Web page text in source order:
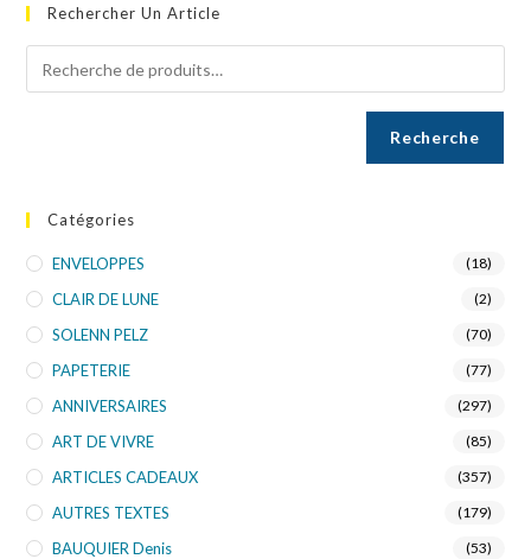
Rechercher Un Article
Recherche
Catégories
ENVELOPPES (18)
CLAIR DE LUNE (2)
SOLENN PELZ (70)
PAPETERIE (77)
ANNIVERSAIRES (297)
ART DE VIVRE (85)
ARTICLES CADEAUX (357)
AUTRES TEXTES (179)
BAUQUIER Denis (53)